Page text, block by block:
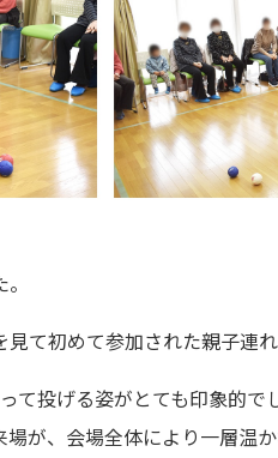
て初めて参加された親子連れ
投げる姿がとても印象的で
が、会場全体により一層温